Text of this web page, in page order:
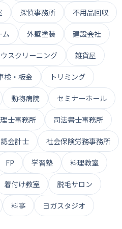
探偵事務所 不用品回収
ム 外壁塗装 建設会社
スクリーニング 雑貨屋
検・板金 トリミング
動物病院 セミナーホール
士事務所 司法書士事務所
会計士 社会保険労務事務所
FP 学習塾 料理教室
着付け教室 脱毛サロン
料亭 ヨガスタジオ